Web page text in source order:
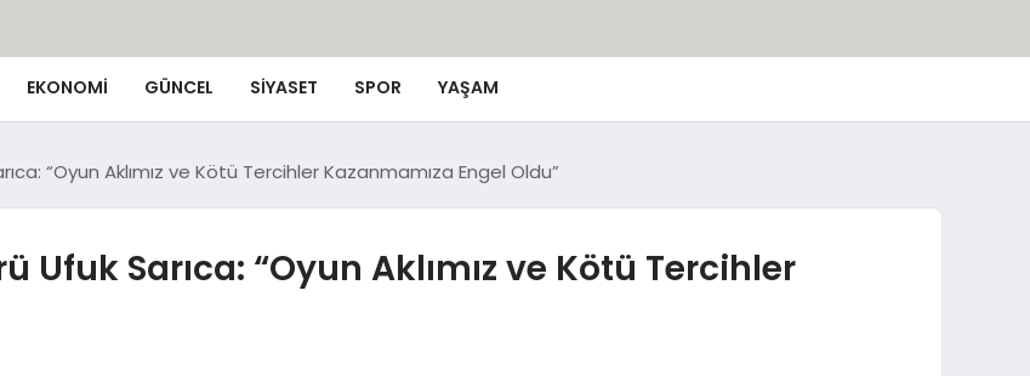
EKONOMİ GÜNCEL SIYASET SPOR YAŞAM
“Oyun Aklımız ve Kötü Tercihler Kazanmamıza Engel Oldu”
Ufuk Sarıca: “Oyun Aklımız ve Kötü Tercihler